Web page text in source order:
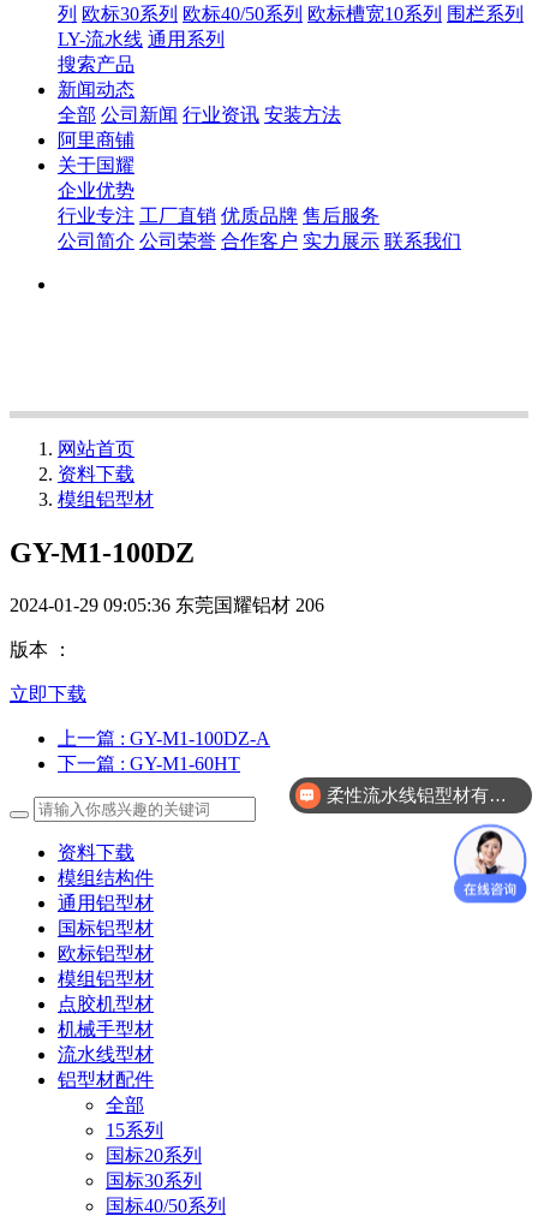
列 欧标30系列 欧标40/50系列 欧标槽宽10系列 围栏系列
LY-流水线 通用系列
搜索产品
新闻动态
全部 公司新闻 行业资讯 安装方法
阿里商铺
关于国耀
企业优势
行业专注 工厂直销 优质品牌 售后服务
公司简介 公司荣誉 合作客户 实力展示 联系我们
网站首页
资料下载
模组铝型材
GY-M1-100DZ
2024-01-29 09:05:36 东莞国耀铝材 206
版本 ：
立即下载
上一篇 : GY-M1-100DZ-A
下一篇 : GY-M1-60HT
资料下载
模组结构件
通用铝型材
国标铝型材
欧标铝型材
模组铝型材
点胶机型材
机械手型材
流水线型材
铝型材配件
全部
15系列
国标20系列
国标30系列
国标40/50系列
柔性流水线铝型材有哪几款？
我要开模需要怎么操作？